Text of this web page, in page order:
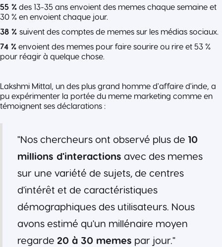
55 % des 13-35 ans envoient des memes chaque semaine et
30 % en envoient chaque jour.
38 % suivent des comptes de memes sur les médias sociaux.
74 % envoient des memes pour faire sourire ou rire et 53 %
pour réagir à quelque chose.
Lakshmi Mittal, un des plus grand homme d'affaire d'inde, a
pu expérimenter la portée du meme marketing comme en
témoignent ses déclarations :
"Nos chercheurs ont observé plus de 10
millions d'interactions avec des memes
sur une variété de sujets, de centres
d'intérêt et de caractéristiques
démographiques des utilisateurs. Nous
avons estimé qu'un millénaire moyen
regarde 20 à 30 memes par jour."